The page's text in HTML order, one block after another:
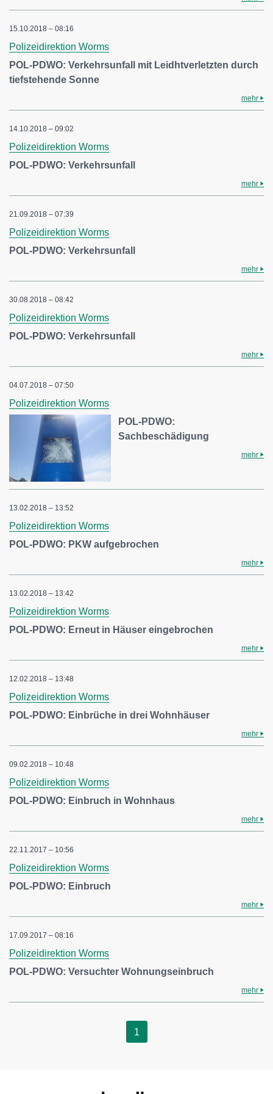
15.10.2018 – 08:16
Polizeidirektion Worms
POL-PDWO: Verkehrsunfall mit Leidhtverletzten durch
tiefstehende Sonne
mehr
14.10.2018 – 09:02
Polizeidirektion Worms
POL-PDWO: Verkehrsunfall
mehr
21.09.2018 – 07:39
Polizeidirektion Worms
POL-PDWO: Verkehrsunfall
mehr
30.08.2018 – 08:42
Polizeidirektion Worms
POL-PDWO: Verkehrsunfall
mehr
04.07.2018 – 07:50
Polizeidirektion Worms
POL-PDWO:
Sachbeschädigung
mehr
13.02.2018 – 13:52
Polizeidirektion Worms
POL-PDWO: PKW aufgebrochen
mehr
13.02.2018 – 13:42
Polizeidirektion Worms
POL-PDWO: Erneut in Häuser eingebrochen
mehr
12.02.2018 – 13:48
Polizeidirektion Worms
POL-PDWO: Einbrüche in drei Wohnhäuser
mehr
09.02.2018 – 10:48
Polizeidirektion Worms
POL-PDWO: Einbruch in Wohnhaus
mehr
22.11.2017 – 10:56
Polizeidirektion Worms
POL-PDWO: Einbruch
mehr
17.09.2017 – 08:16
Polizeidirektion Worms
POL-PDWO: Versuchter Wohnungseinbruch
mehr
1